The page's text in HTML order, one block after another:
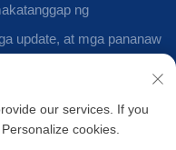
ng
update, at mga pananaw
Mag-subscribe
our services. If you
cookies.